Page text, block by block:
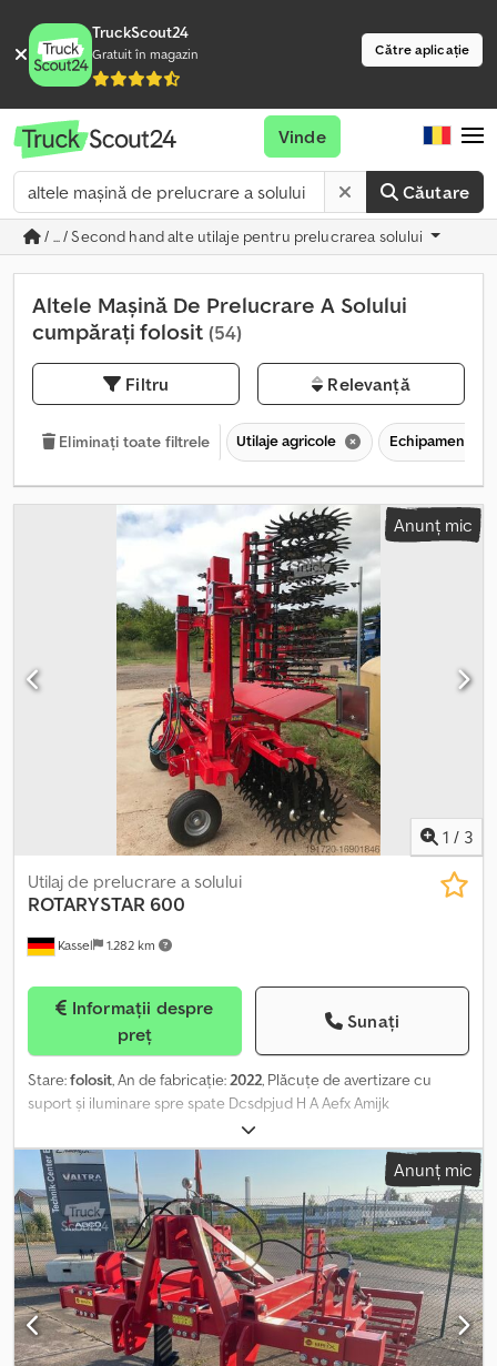
TruckScout24
Gratuit în magazin Către aplicație
Căutare
Vinde
/ ... / Second hand alte utilaje pentru prelucrarea solului
Altele Mașină De Prelucrare A Solului
cumpărați folosit (54)
Filtru Relevanță
Eliminați toate filtrele Utilaje agricole Echipamente
Anunț mic
1 / 3
Kassel 1.282 km
Utilaj de prelucrare a solului
ROTARYSTAR 600
preț
Sunați
Stare:folosit, An de fabricație:2022, Plăcuțe de avertizare cu
suport și iluminare spre spate Dcsdpjud H A Aefx Amijk
Anunț mic